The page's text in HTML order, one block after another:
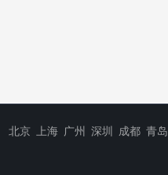
北京 上海 广州 深圳 成都 青岛